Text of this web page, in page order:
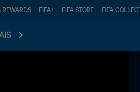
REWARDS FIFA+ FIFA STORE FIFA